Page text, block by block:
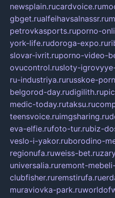
newsplain.rucardvoice.ru
gbget.rualfeihavsalnassr.ru
petrovkasports.ruporno-
york-life.rudoroga-expo.ru
slovar-ivrit.ruporno-video-
ovucontrol.rusloty-
ru-industriya.rurusskoe-
belgorod-day.rudigilith.ru
medic-today.rutaksu.ru
teensvoice.ruimgsharing.ru
eva-elfie.rufoto-tur.rubiz-
veslo-i-yakor.ruborodino-
regionufa.ruweiss-bet.ru
universalia.ruremont-
clubfisher.ruremstirufa.ru
muraviovka-park.ru